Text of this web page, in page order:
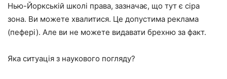
Нью-Йоркській школі права, зазначає, що тут є сіра
зона. Ви можете хвалитися. Це допустима реклама
(пефері). Але ви не можете видавати брехню за факт.
Яка ситуація з наукового погляду?